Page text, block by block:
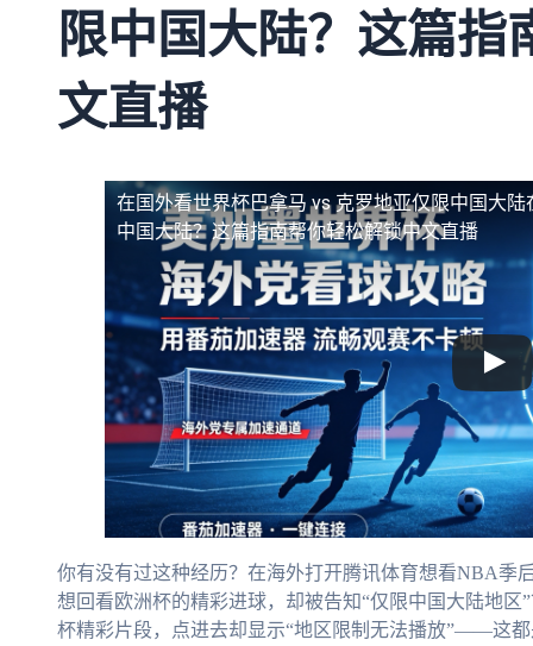
限中国大陆？这篇指
文直播
在国外看世界杯巴拿马 vs 克罗地亚仅限中国大陆
中国大陆？这篇指南帮你轻松解锁中文直播
你有没有过这种经历？在海外打开腾讯体育想看NBA季
想回看欧洲杯的精彩进球，却被告知“仅限中国大陆地
杯精彩片段，点进去却显示“地区限制无法播放”——这